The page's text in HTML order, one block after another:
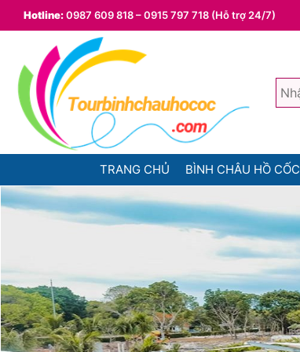
Hotline:0987 609 818 – 0915 797 718 (Hỗ trợ 24/7)
TRANG CHỦ BÌNH CHÂU HỒ CỐC